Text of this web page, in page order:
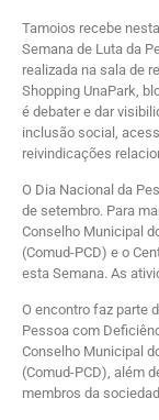
Tamoios recebe
Semana de Luta da
realizada na sala de
Shopping UnaPark,
é debater e dar
inclusão social,
reivindicações
O Dia Nacional da
de setembro. Para
Conselho Municipal
(Comud-PCD) e o
esta Semana. As
O encontro faz parte
Pessoa com
Conselho Municipal
(Comud-PCD), além
membros da